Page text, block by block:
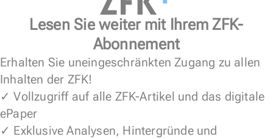
Lesen Sie weiter mit Ihrem ZFK-
Abonnement
Erhalten Sie uneingeschränkten Zugang zu allen
Inhalten der ZFK!
✓ Vollzugriff auf alle ZFK-Artikel und das digitale
ePaper
✓ Exklusive Analysen, Hintergründe und